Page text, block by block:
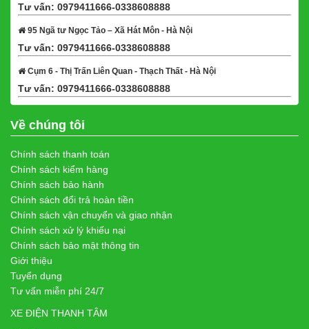
Tư vấn: 0979411666-0338608888
95 Ngã tư Ngọc Tảo – Xã Hát Môn - Hà Nội
Tư vấn: 0979411666-0338608888
Cụm 6 - Thị Trấn Liên Quan - Thạch Thất - Hà Nội
Tư vấn: 0979411666-0338608888
Về chúng tôi
Chính sách thanh toán
Chính sách kiểm hàng
Chính sách bảo hành
Chính sách đổi trả hoàn tiền
Chính sách vận chuyển và giao nhận
Chính sách xử lý khiếu nại
Chính sách bảo mật thông tin
Giới thiệu
Tuyển dụng
Tư vấn miễn phí 24/7
XE ĐIỆN THANH TÂM